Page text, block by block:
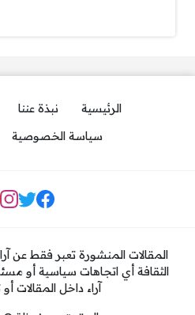
الرئيسية نبذة عننا
سياسة الخصوصية
المقالات المنشورة تعبر فقط عن
الثقافة أي اتجاهات سياسية أو
آراء داخل المقالات أو